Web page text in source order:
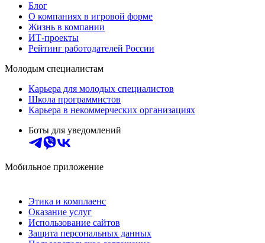
Блог
О компаниях в игровой форме
Жизнь в компании
ИТ-проекты
Рейтинг работодателей России
Молодым специалистам
Карьера для молодых специалистов
Школа программистов
Карьера в некоммерческих организациях
Боты для уведомлений
Мобильное приложение
Этика и комплаенс
Оказание услуг
Использование сайтов
Защита персональных данных